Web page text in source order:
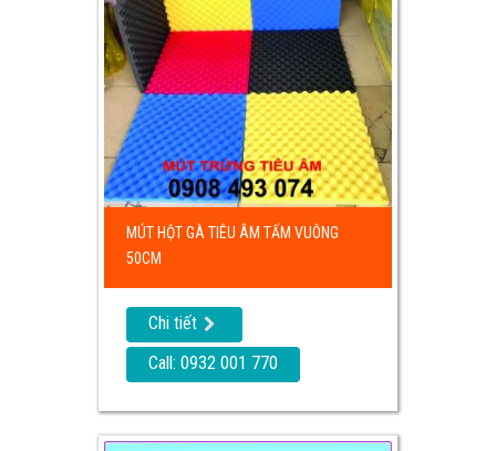
MÚT HỘT GÀ TIÊU ÂM TẤM VUÔNG
50CM
Chi tiết
Call: 0932 001 770